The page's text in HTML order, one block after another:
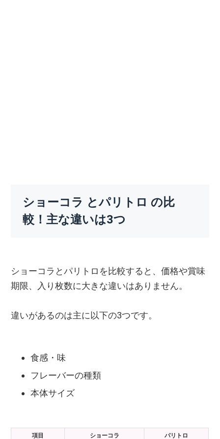
ショーコラ とパリトロ の比
較！主な違いは3つ
ショーコラとパリトロを比較すると、価格や賞味
期限、入り枚数に大きな違いはありません。
違いがあるのは主に以下の3つです。
食感・味
フレーバーの種類
本体サイズ
項目 ショーコラ パリトロ